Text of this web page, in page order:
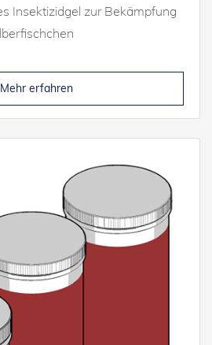
Insektizidgel zur Bekämpfung
Mehr erfahren